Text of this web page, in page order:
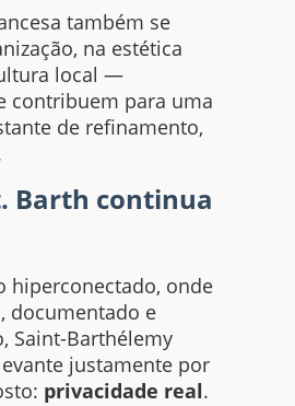
também se
na estética
local —
contribuem para uma
de refinamento,
Barth continua
hiperconectado, onde
documentado e
Saint-Barthélemy
justamente por
privacidade real.